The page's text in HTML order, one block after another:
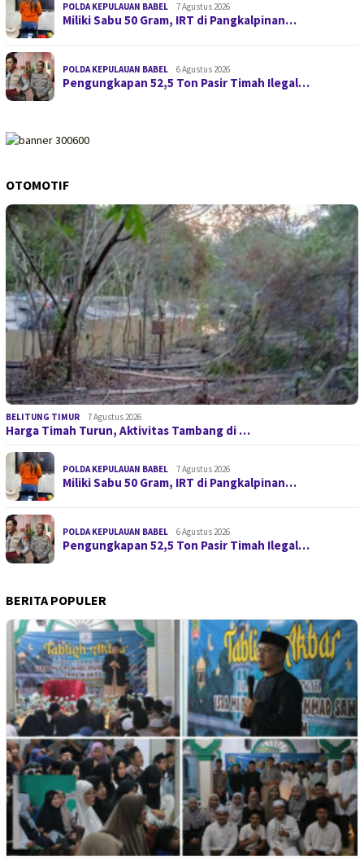
POLDA KEPULAUAN BABEL 7 Agustus 2026
Miliki Sabu 50 Gram, IRT di Pangkalpinan…
POLDA KEPULAUAN BABEL 6 Agustus 2026
Pengungkapan 52,5 Ton Pasir Timah Ilegal…
OTOMOTIF
BELITUNG TIMUR 7 Agustus 2026
Harga Timah Turun, Aktivitas Tambang di …
POLDA KEPULAUAN BABEL 7 Agustus 2026
Miliki Sabu 50 Gram, IRT di Pangkalpinan…
POLDA KEPULAUAN BABEL 6 Agustus 2026
Pengungkapan 52,5 Ton Pasir Timah Ilegal…
BERITA POPULER